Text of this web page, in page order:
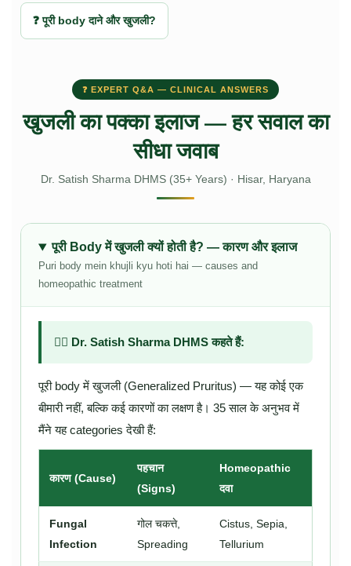
❓ पूरी body दाने और खुजली?
❓ EXPERT Q&A — CLINICAL ANSWERS
खुजली का पक्का इलाज — हर सवाल का
सीधा जवाब
Dr. Satish Sharma DHMS (35+ Years) · Hisar, Haryana
पूरी Body में खुजली क्यों होती है? — कारण और इलाज
Puri body mein khujli kyu hoti hai — causes and
homeopathic treatment
👨‍⚕️ Dr. Satish Sharma DHMS कहते हैं:
पूरी body में खुजली (Generalized Pruritus) — यह कोई एक
बीमारी नहीं, बल्कि कई कारणों का लक्षण है। 35 साल के अनुभव में
मैंने यह categories देखी हैं:
कारण (Cause)
पहचान
(Signs)
Homeopathic
दवा
Fungal
Infection
गोल चकत्ते,
Spreading
Cistus, Sepia,
Tellurium